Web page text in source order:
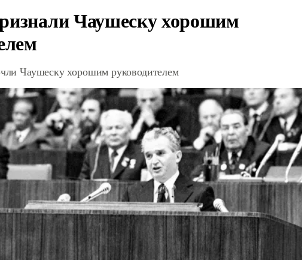
Чаушеску хорошим
Чаушеску хорошим руководителем